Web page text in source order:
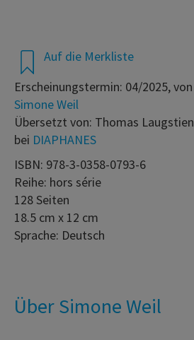
Auf die Merkliste
Erscheinungstermin: 04/2025, von
Simone Weil
Übersetzt von: Thomas Laugstien
bei DIAPHANES
ISBN: 978-3-0358-0793-6
Reihe: hors série
128 Seiten
18.5 cm x 12 cm
Sprache: Deutsch
Über Simone Weil